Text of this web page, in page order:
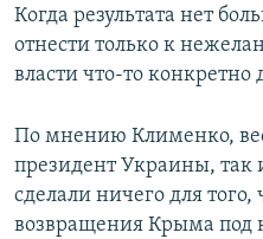
Когда результата нет
отнести только к
власти что-то конкретно
По мнению Клименко,
президент Украины,
сделали ничего для
возвращения Крыма под